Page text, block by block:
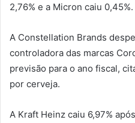
2,76% e a Micron caiu 0,45%.
A Constellation Brands
controladora das marcas
previsão para o ano fiscal,
por cerveja.
A Kraft Heinz caiu 6,97%